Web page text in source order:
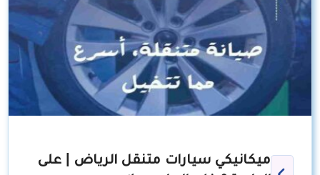
ميكانيكي سيارات متنقل الرياض | على